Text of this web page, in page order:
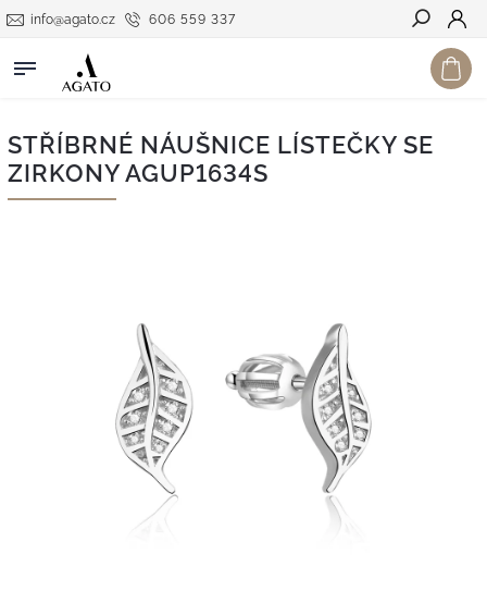
606 559 337
info@agato.cz
Hledat
STŘÍBRNÉ NÁUŠNICE LÍSTEČKY SE
ZIRKONY AGUP1634S